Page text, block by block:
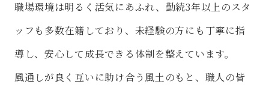
職場環境は明るく活気にあふれ、勤続3年以上のスタ
ッフも多数在籍しており、未経験の方にも丁寧に指
導し、安心して成長できる体制を整えています。
風通しが良く互いに助け合う風土のもと、職人の皆